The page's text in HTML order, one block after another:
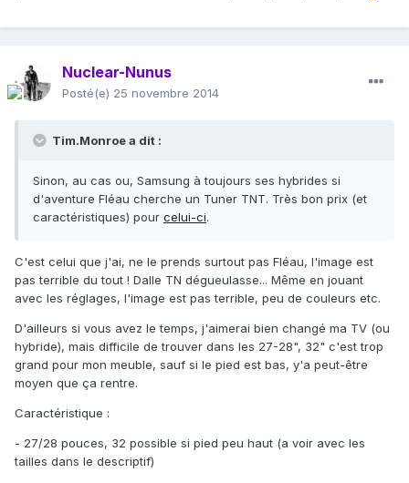
Nuclear-Nunus
Posté(e) 25 novembre 2014
Tim.Monroe a dit :
Sinon, au cas ou, Samsung à toujours ses hybrides si
d'aventure Fléau cherche un Tuner TNT. Très bon prix (et
caractéristiques) pour celui-ci.
C'est celui que j'ai, ne le prends surtout pas Fléau, l'image est
pas terrible du tout ! Dalle TN dégueulasse... Même en jouant
avec les réglages, l'image est pas terrible, peu de couleurs etc.
D'ailleurs si vous avez le temps, j'aimerai bien changé ma TV (ou
hybride), mais difficile de trouver dans les 27-28", 32" c'est trop
grand pour mon meuble, sauf si le pied est bas, y'a peut-être
moyen que ça rentre.
Caractéristique :
- 27/28 pouces, 32 possible si pied peu haut (a voir avec les
tailles dans le descriptif)